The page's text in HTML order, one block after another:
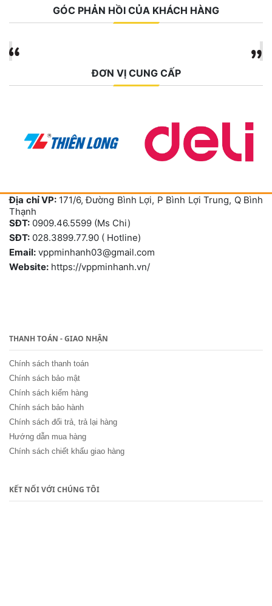
GÓC PHẢN HỒI CỦA KHÁCH HÀNG
ĐƠN VỊ CUNG CẤP
Địa chỉ VP: 171/6, Đường Bình Lợi, P Bình Lợi Trung, Q Bình
Thạnh
SĐT: 0909.46.5599 (Ms Chi)
SĐT: 028.3899.77.90 ( Hotline)
Email: vppminhanh03@gmail.com
Website: https://vppminhanh.vn/
THANH TOÁN - GIAO NHẬN
Chính sách thanh toán
Chính sách bảo mật
Chính sách kiểm hàng
Chính sách bảo hành
Chính sách đổi trả, trả lại hàng
Hướng dẫn mua hàng
Chính sách chiết khấu giao hàng
KẾT NỐI VỚI CHÚNG TÔI